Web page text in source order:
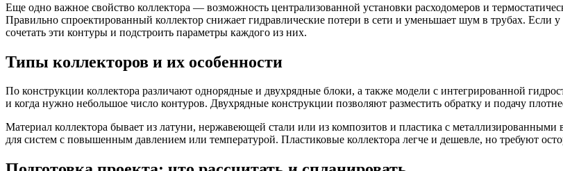
Еще одно важное свойство коллектора — возможность централизованной установки расходомеров и
Правильно спроектированный коллектор снижает гидравлические потери в сети и уменьшает шум в трубах. Если
сочетать эти контуры и подстроить параметры каждого из них.
Типы коллекторов и их особенности
По конструкции коллектора различают однорядные и двухрядные блоки, а также модели с интегрированной
и когда нужно небольшое число контуров. Двухрядные конструкции позволяют разместить обратку и подачу
Материал коллектора бывает из латуни, нержавеющей стали или из композитов и пластика с
для систем с повышенным давлением или температурой. Пластиковые коллектора легче и дешевле, но требуют